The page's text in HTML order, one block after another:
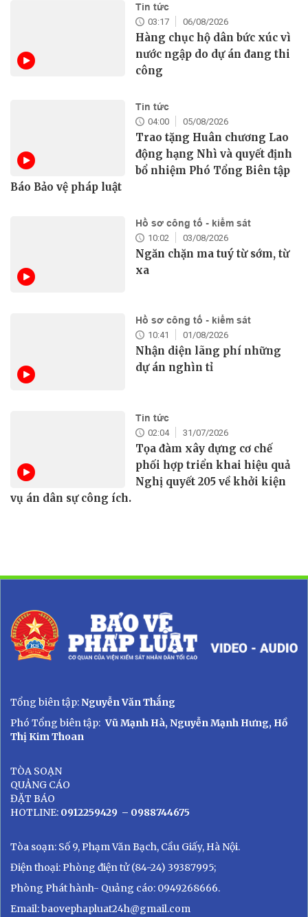
Tin tức
03:17 06/08/2026
Hàng chục hộ dân bức xúc vì
nước ngập do dự án đang thi
công
Tin tức
04:00 05/08/2026
Trao tặng Huân chương Lao
động hạng Nhì và quyết định
bổ nhiệm Phó Tổng Biên tập
Báo Bảo vệ pháp luật
Hồ sơ công tố - kiểm sát
10:02 03/08/2026
Ngăn chặn ma tuý từ sớm, từ
xa
Hồ sơ công tố - kiểm sát
10:41 01/08/2026
Nhận diện lãng phí những
dự án nghìn tỉ
Tin tức
02:04 31/07/2026
Tọa đàm xây dựng cơ chế
phối hợp triển khai hiệu quả
Nghị quyết 205 về khởi kiện
vụ án dân sự công ích.
Tổng biên tập:Nguyễn Văn Thắng
Phó Tổng biên tập:Vũ Mạnh Hà, Nguyễn Mạnh Hưng, Hồ
Thị Kim Thoan
TÒA SOẠN
QUẢNG CÁO
ĐẶT BÁO
HOTLINE: 0912259429 – 0988744675
Tòa soạn: Số 9, Phạm Văn Bạch, Cầu Giấy, Hà Nội.
Điện thoại: Phòng điện tử (84-24) 39387995;
Phòng Phát hành- Quảng cáo: 0949268666.
Email: baovephapluat24h@gmail.com